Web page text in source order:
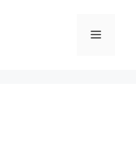
Menú